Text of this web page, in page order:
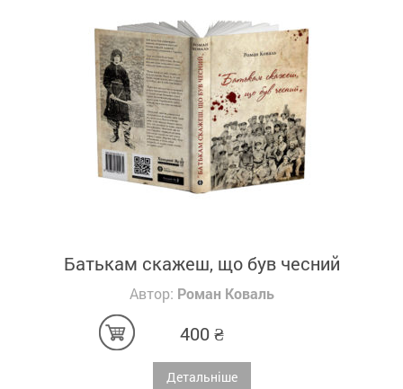
Батькам скажеш, що був чесний
Автор: Роман Коваль
400 ₴
Детальніше